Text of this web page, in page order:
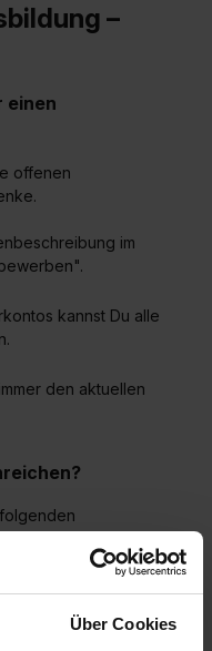
Über Cookies
–
einen
offenen
im
kannst Du alle
den aktuellen